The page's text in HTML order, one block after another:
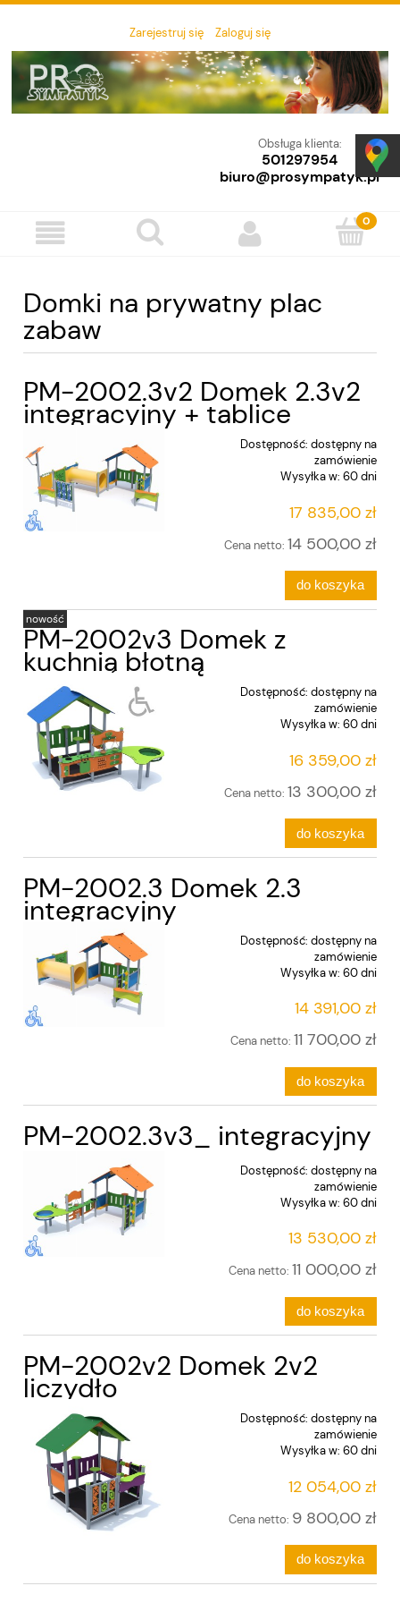
Zarejestruj się Zaloguj się
Obsługa klienta:
501297954
biuro@prosympatyk.pl
Domki na prywatny plac
zabaw
PM-2002.3v2 Domek 2.3v2
integracyjny + tablice
Dostępność: dostępny na
zamówienie
Wysyłka w: 60 dni
17 835,00 zł
Cena netto: 14 500,00 zł
do koszyka
PM-2002v3 Domek z
kuchnią błotną
Dostępność: dostępny na
zamówienie
Wysyłka w: 60 dni
16 359,00 zł
Cena netto: 13 300,00 zł
do koszyka
nowość
PM-2002.3 Domek 2.3
integracyjny
Dostępność: dostępny na
zamówienie
Wysyłka w: 60 dni
14 391,00 zł
Cena netto: 11 700,00 zł
do koszyka
PM-2002.3v3_ integracyjny
Dostępność: dostępny na
zamówienie
Wysyłka w: 60 dni
13 530,00 zł
Cena netto: 11 000,00 zł
do koszyka
PM-2002v2 Domek 2v2
liczydło
Dostępność: dostępny na
zamówienie
Wysyłka w: 60 dni
12 054,00 zł
Cena netto: 9 800,00 zł
do koszyka